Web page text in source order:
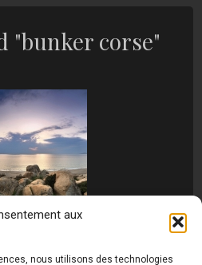
aux
nous utilisons des technologies
"bunker corse"